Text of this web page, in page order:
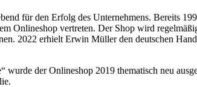
für den Erfolg des Unternehmens. Bereits
Onlineshop vertreten. Der Shop wird
2022 erhielt Erwin Müller den deutschen
wurde der Onlineshop 2019 thematisch neu